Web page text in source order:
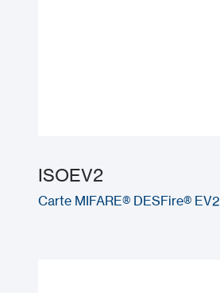
ISOEV2
Carte MIFARE® DESFire® EV2